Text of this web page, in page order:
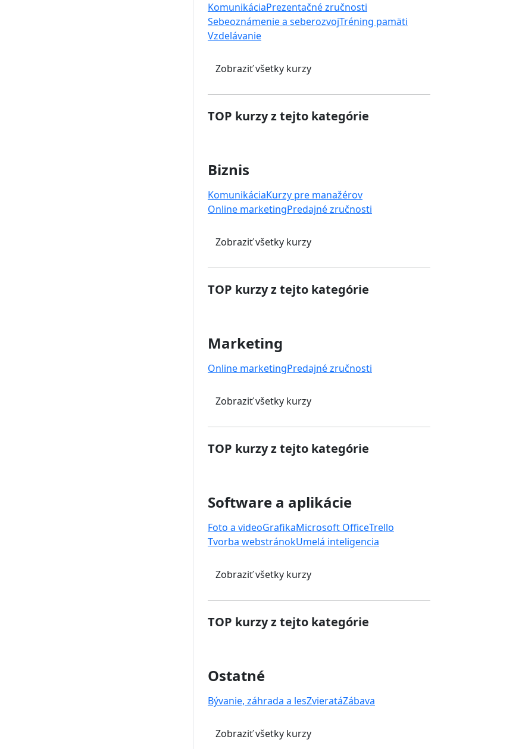
KomunikáciaPrezentačné zručnosti
Sebeoznámenie a seberozvojTréning pamäti
Vzdelávanie
Zobraziť všetky kurzy
TOP kurzy z tejto kategórie
Biznis
KomunikáciaKurzy pre manažérov
Online marketingPredajné zručnosti
Zobraziť všetky kurzy
TOP kurzy z tejto kategórie
Marketing
Online marketingPredajné zručnosti
Zobraziť všetky kurzy
TOP kurzy z tejto kategórie
Software a aplikácie
Foto a videoGrafikaMicrosoft OfficeTrello
Tvorba webstránokUmelá inteligencia
Zobraziť všetky kurzy
TOP kurzy z tejto kategórie
Ostatné
Bývanie, záhrada a lesZvieratáZábava
Zobraziť všetky kurzy